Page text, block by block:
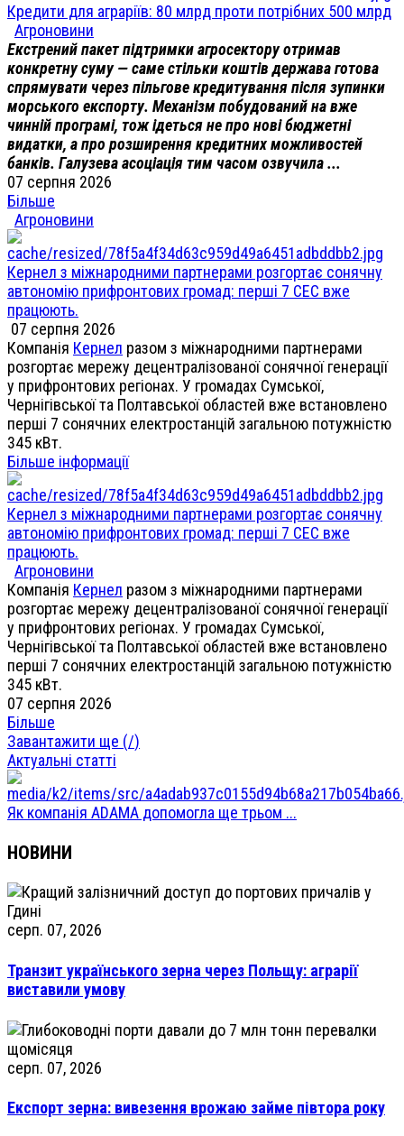
Кредити для аграріїв: 80 млрд проти потрібних 500 млрд
Агроновини
Екстрений пакет підтримки агросектору отримав
конкретну суму — саме стільки коштів держава готова
спрямувати через пільгове кредитування після зупинки
морського експорту. Механізм побудований на вже
чинній програмі, тож ідеться не про нові бюджетні
видатки, а про розширення кредитних можливостей
банків. Галузева асоціація тим часом озвучила ...
07 серпня 2026
Більше
Агроновини
Кернел з міжнародними партнерами розгортає сонячну
автономію прифронтових громад: перші 7 СЕС вже
працюють.
07 серпня 2026
Компанія Кернел разом з міжнародними партнерами
розгортає мережу децентралізованої сонячної генерації
у прифронтових регіонах. У громадах Сумської,
Чернігівської та Полтавської областей вже встановлено
перші 7 сонячних електростанцій загальною потужністю
345 кВт.
Більше інформації
Кернел з міжнародними партнерами розгортає сонячну
автономію прифронтових громад: перші 7 СЕС вже
працюють.
Агроновини
Компанія Кернел разом з міжнародними партнерами
розгортає мережу децентралізованої сонячної генерації
у прифронтових регіонах. У громадах Сумської,
Чернігівської та Полтавської областей вже встановлено
перші 7 сонячних електростанцій загальною потужністю
345 кВт.
07 серпня 2026
Більше
Завантажити ще (/)
Актуальні статті
Як компанія ADAMA допомогла ще трьом ...
НОВИНИ
серп. 07, 2026
Транзит українського зерна через Польщу: аграрії
виставили умову
серп. 07, 2026
Експорт зерна: вивезення врожаю займе півтора року